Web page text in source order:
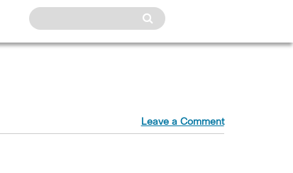
Leave a Comment